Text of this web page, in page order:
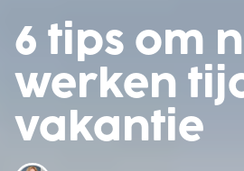
6 tips om
werken
vakantie